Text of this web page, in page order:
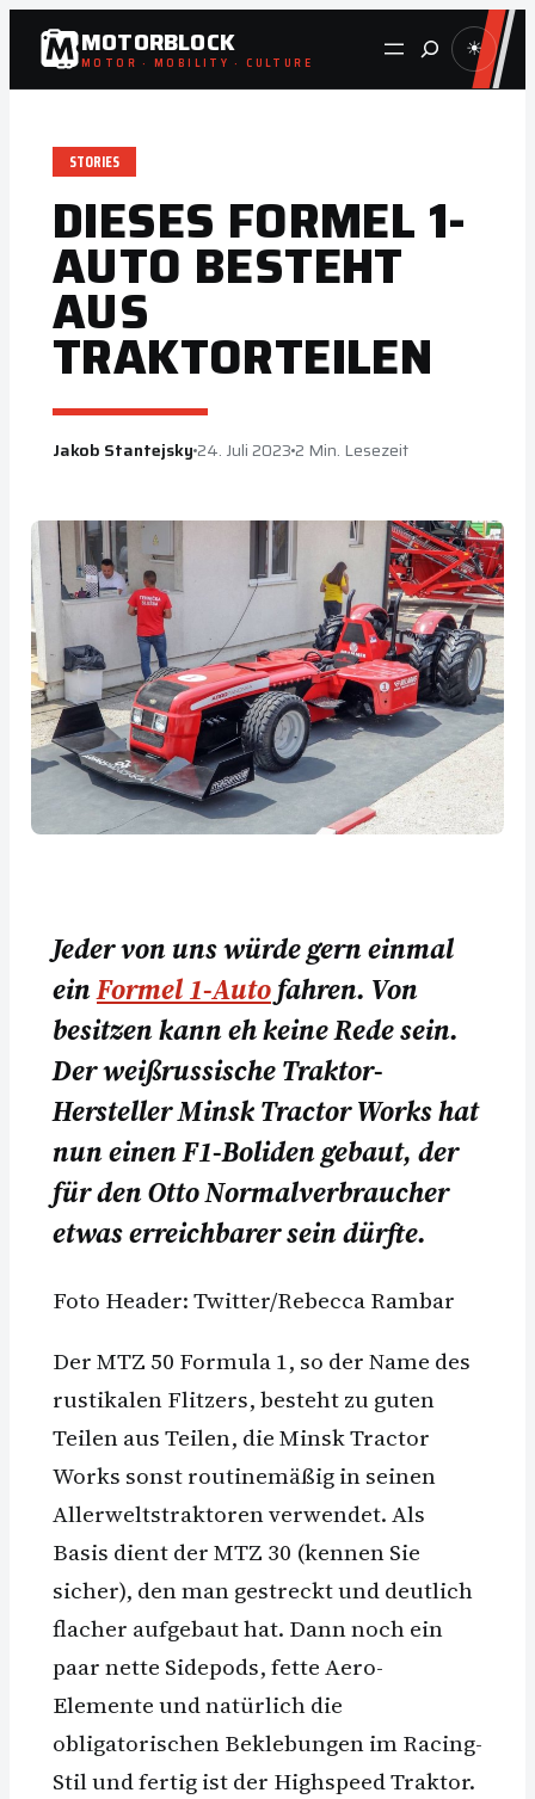
Zum
Inhalt
springen
MOTORBLOCK
MOTOR · MOBILITY · CULTURE Suche ☀
STORIES
DIESES FORMEL 1-
AUTO BESTEHT
AUS
TRAKTORTEILEN
Jakob Stantejsky24. Juli 20232 Min. Lesezeit
Jeder von uns würde gern einmal
einFormel 1-Autofahren. Von
besitzen kann eh keine Rede sein.
Der weißrussische Traktor-
Hersteller Minsk Tractor Works hat
nun einen F1-Boliden gebaut, der
für den Otto Normalverbraucher
etwas erreichbarer sein dürfte.
Foto Header: Twitter/Rebecca Rambar
Der MTZ 50 Formula 1, so der Name des
rustikalen Flitzers, besteht zu guten
Teilen aus Teilen, die Minsk Tractor
Works sonst routinemäßig in seinen
Allerweltstraktoren verwendet. Als
Basis dient der MTZ 30 (kennen Sie
sicher), den man gestreckt und deutlich
flacher aufgebaut hat. Dann noch ein
paar nette Sidepods, fette Aero-
Elemente und natürlich die
obligatorischen Beklebungen im Racing-
Stil und fertig ist der Highspeed Traktor.